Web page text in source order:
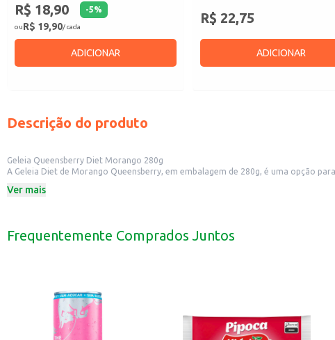
R$ 18,90 -5%
ouR$ 19,90/ cada
ADICIONAR
R$ 22,75
ADICIONAR
Descrição do produto
Geleia Queensberry Diet Morango 280g
A Geleia Diet de Morango Queensberry, em embalagem de 280g, é uma opção
Dicas de Uso:
Opção para quem busca um produto com menos açúcares.
Ver mais
Frequentemente Comprados Juntos